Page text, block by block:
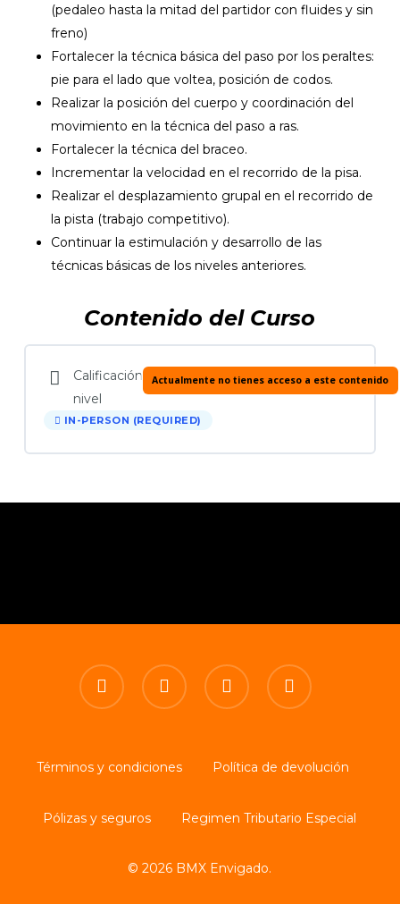
(pedaleo hasta la mitad del partidor con fluides y sin
freno)
Fortalecer la técnica básica del paso por los peraltes:
pie para el lado que voltea, posición de codos.
Realizar la posición del cuerpo y coordinación del
movimiento en la técnica del paso a ras.
Fortalecer la técnica del braceo.
Incrementar la velocidad en el recorrido de la pisa.
Realizar el desplazamiento grupal en el recorrido de
la pista (trabajo competitivo).
Continuar la estimulación y desarrollo de las
técnicas básicas de los niveles anteriores.
Contenido del Curso
Calificación
nivel
Actualmente no tienes acceso a este contenido
IN-PERSON (REQUIRED)
facebook youtube instagram tiktok
Términos y condiciones Política de devolución
Pólizas y seguros Regimen Tributario Especial
© 2026 BMX Envigado.